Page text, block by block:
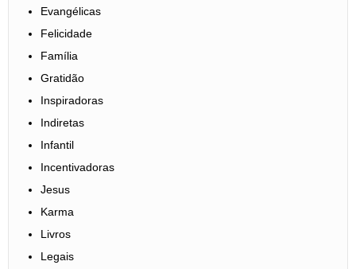
Evangélicas
Felicidade
Família
Gratidão
Inspiradoras
Indiretas
Infantil
Incentivadoras
Jesus
Karma
Livros
Legais